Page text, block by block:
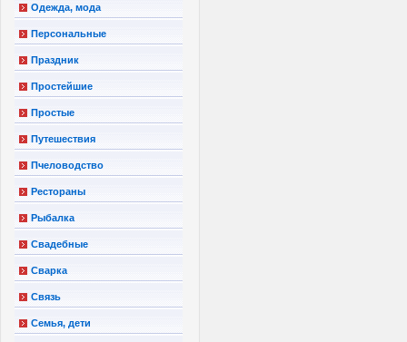
Одежда, мода
Персональные
Праздник
Простейшие
Простые
Путешествия
Пчеловодство
Рестораны
Рыбалка
Свадебные
Сварка
Связь
Семья, дети